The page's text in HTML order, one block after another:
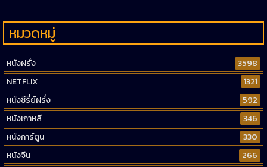
หมวดหมู่
หนังฝรั่ง
3598
NETFLIX
1321
หนังซีรี่ย์ฝรั่ง
592
หนังเกาหลี
346
หนังการ์ตูน
330
หนังจีน
266